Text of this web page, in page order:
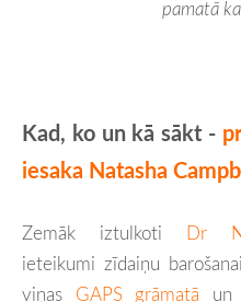
pamatā
Kad, ko un kā sākt -
iesaka Natasha
Zemāk iztulkoti Dr
ieteikumi zīdaiņu
viņas GAPS grāmatā un